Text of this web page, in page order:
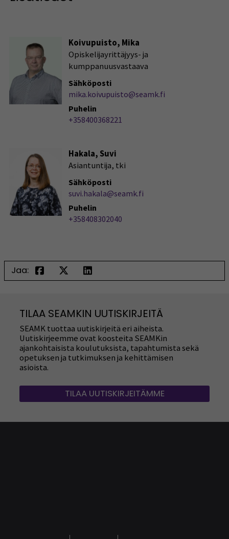
Koivupuisto, Mika
Opiskelijayrittäjyys- ja
kumppanuusvastaava
Sähköposti
mika.koivupuisto@seamk.fi
Puhelin
+358400368221
Hakala, Suvi
Asiantuntija, tki
Sähköposti
suvi.hakala@seamk.fi
Puhelin
+358408302040
Jaa:
TILAA SEAMKIN UUTISKIRJEITÄ
SEAMK tuottaa uutiskirjeitä eri aiheista.
Uutiskirjeemme ovat koosteita SEAMKin
ajankohtaisista koulutuksista, tapahtumista sekä
opetuksen ja tutkimuksen ja kehittämisen
asioista.
TILAA UUTISKIRJEITÄMME